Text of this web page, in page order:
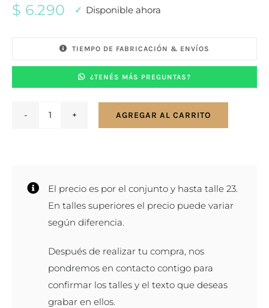
$ 6.290 Disponible ahora
TIEMPO DE FABRICACIÓN & ENVÍOS
¿TENÉS MÁS PREGUNTAS?
plata
en
925
5
mm
cantidad
AGREGAR AL CARRITO
El precio es por el conjunto y hasta talle 23.
En talles superiores el precio puede variar
según diferencia.
Después de realizar tu compra, nos
pondremos en contacto contigo para
confirmar los talles y el texto que deseas
grabar en ellos.